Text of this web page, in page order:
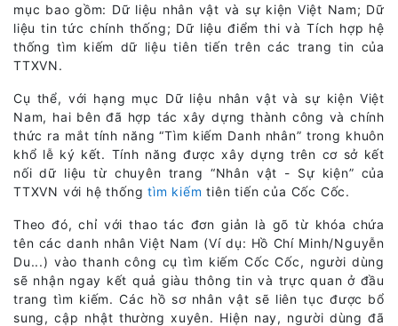
mục bao gồm: Dữ liệu nhân vật và sự kiện Việt Nam; Dữ
liệu tin tức chính thống; Dữ liệu điểm thi và Tích hợp hệ
thống tìm kiếm dữ liệu tiên tiến trên các trang tin của
TTXVN.
Cụ thể, với hạng mục Dữ liệu nhân vật và sự kiện Việt
Nam, hai bên đã hợp tác xây dựng thành công và chính
thức ra mắt tính năng “Tìm kiếm Danh nhân” trong khuôn
khổ lễ ký kết. Tính năng được xây dựng trên cơ sở kết
nối dữ liệu từ chuyên trang “Nhân vật - Sự kiện” của
TTXVN với hệ thốngtìm kiếm tiên tiến của Cốc Cốc.
Theo đó, chỉ với thao tác đơn giản là gõ từ khóa chứa
tên các danh nhân Việt Nam (Ví dụ: Hồ Chí Minh/Nguyễn
Du...) vào thanh công cụ tìm kiếm Cốc Cốc, người dùng
sẽ nhận ngay kết quả giàu thông tin và trực quan ở đầu
trang tìm kiếm. Các hồ sơ nhân vật sẽ liên tục được bổ
sung, cập nhật thường xuyên. Hiện nay, người dùng đã